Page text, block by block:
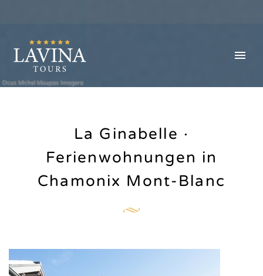
Ocus MIchel Maupas Imagera
La Ginabelle ·
Ferienwohnungen in
Chamonix Mont-Blanc